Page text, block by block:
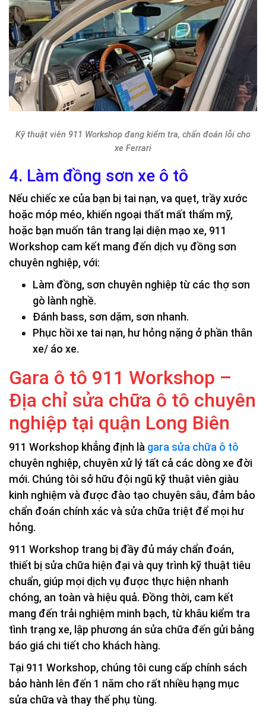
Kỹ thuật viên 911 Workshop đang kiểm tra, chẩn đoán lỗi cho
xe Ferrari
4. Làm đồng sơn xe ô tô
Nếu chiếc xe của bạn bị tai nạn, va quẹt, trầy xước
hoặc móp méo, khiến ngoại thất mất thẩm mỹ,
hoặc bạn muốn tân trang lại diện mạo xe, 911
Workshop cam kết mang đến dịch vụ đồng sơn
chuyên nghiệp, với:
Làm đồng, sơn chuyên nghiệp từ các thợ sơn
gò lành nghề.
Đánh bass, sơn dặm, sơn nhanh.
Phục hồi xe tai nạn, hư hỏng nặng ở phần thân
xe/ áo xe.
Gara ô tô 911 Workshop –
Địa chỉ sửa chữa ô tô chuyên
nghiệp tại quận Long Biên
911 Workshop khẳng định là gara sửa chữa ô tô
chuyên nghiệp, chuyên xử lý tất cả các dòng xe đời
mới. Chúng tôi sở hữu đội ngũ kỹ thuật viên giàu
kinh nghiệm và được đào tạo chuyên sâu, đảm bảo
chẩn đoán chính xác và sửa chữa triệt để mọi hư
hỏng.
911 Workshop trang bị đầy đủ máy chẩn đoán,
thiết bị sửa chữa hiện đại và quy trình kỹ thuật tiêu
chuẩn, giúp mọi dịch vụ được thực hiện nhanh
chóng, an toàn và hiệu quả. Đồng thời, cam kết
mang đến trải nghiệm minh bạch, từ khâu kiểm tra
tình trạng xe, lập phương án sửa chữa đến gửi bảng
báo giá chi tiết cho khách hàng.
Tại 911 Workshop, chúng tôi cung cấp chính sách
bảo hành lên đến 1 năm cho rất nhiều hạng mục
sửa chữa và thay thế phụ tùng.